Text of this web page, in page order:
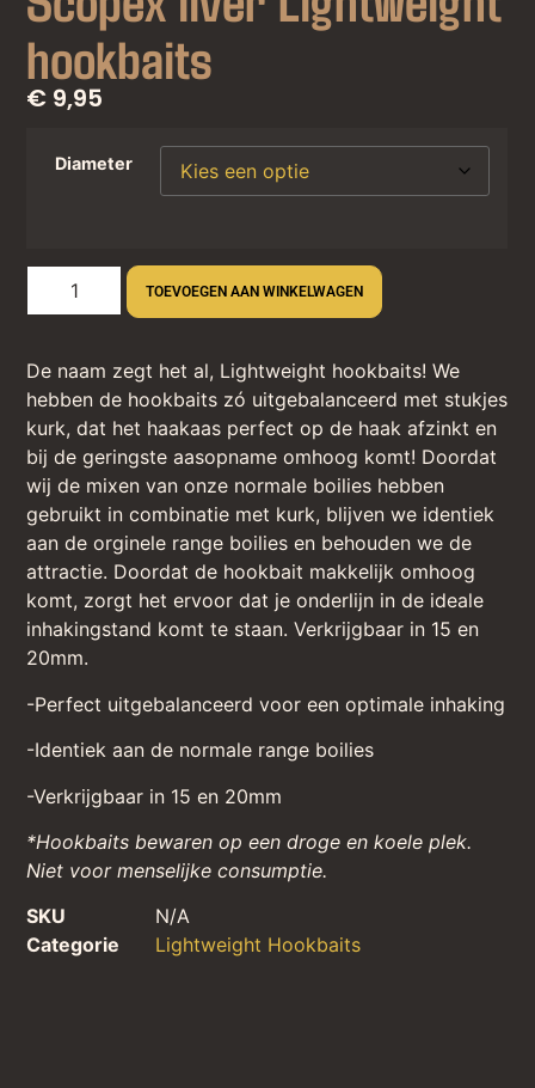
hookbaits
€ 9,95
Diameter
TOEVOEGEN AAN WINKELWAGEN
De naam zegt het al, Lightweight hookbaits! We
hebben de hookbaits zó uitgebalanceerd met stukjes
kurk, dat het haakaas perfect op de haak afzinkt en
bij de geringste aasopname omhoog komt! Doordat
wij de mixen van onze normale boilies hebben
gebruikt in combinatie met kurk, blijven we identiek
aan de orginele range boilies en behouden we de
attractie. Doordat de hookbait makkelijk omhoog
komt, zorgt het ervoor dat je onderlijn in de ideale
inhakingstand komt te staan. Verkrijgbaar in 15 en
20mm.
-Perfect uitgebalanceerd voor een optimale inhaking
-Identiek aan de normale range boilies
-Verkrijgbaar in 15 en 20mm
*Hookbaits bewaren op een droge en koele plek.
Niet voor menselijke consumptie.
SKU
N/A
Categorie
Lightweight Hookbaits